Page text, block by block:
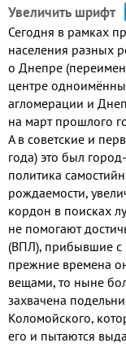
Увеличить шрифт
Сегодня в рамках
населения разных
о Днепре (
центре
агломерации и
на март прошлого
А в советские и
года) это был город-
политика
рождаемости,
кордон в поисках
не помогают
(ВПЛ), прибывшие с
прежние времена
вещами, то ныне
захвачена
Коломойского,
его и пытаются